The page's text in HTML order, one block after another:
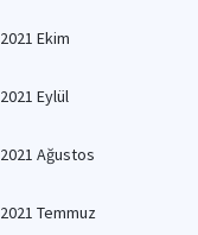
2021 Ekim
2021 Eylül
2021 Ağustos
2021 Temmuz